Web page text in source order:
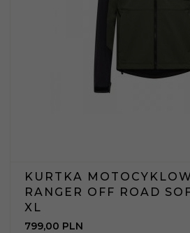
KURTKA
RANGER OFF ROAD
XL
799,00 PLN